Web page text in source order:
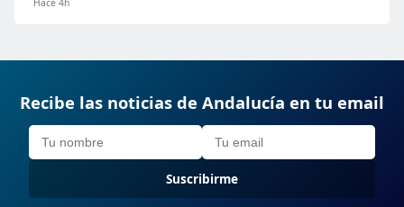
Hace 4h
Recibe las noticias de Andalucía en tu email
Suscribirme